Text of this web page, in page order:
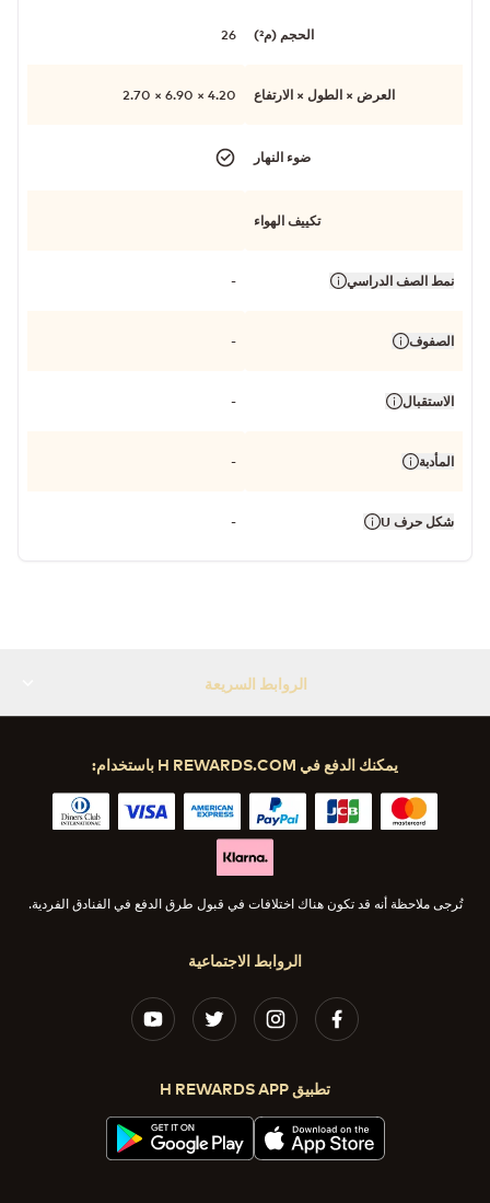
الحجم (م²) 26
العرض × الطول × الارتفاع 4.20 × 6.90 × 2.70
ضوء النهار
تكييف الهواء
نمط الصف الدراسي -
الصفوف -
الاستقبال -
المأدبة -
شكل حرف U -
الروابط السريعة
الروابط الاجتماعية
تطبيق H REWARDS APP
يمكنك الدفع في H REWARDS.COM باستخدام:
تُرجى ملاحظة أنه قد تكون هناك اختلافات في قبول طرق الدفع في الفنادق الفردية.